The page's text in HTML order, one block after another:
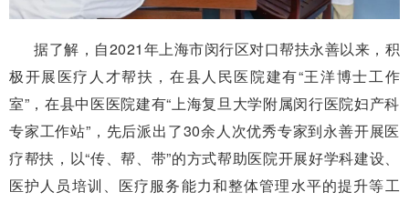
据了解，自2021年上海市闵行区对口帮扶永善以来，积
极开展医疗人才帮扶，在县人民医院建有“王洋博士工作
室”，在县中医医院建有“上海复旦大学附属闵行医院妇产科
专家工作站”，先后派出了30余人次优秀专家到永善开展医
疗帮扶，以“传、帮、带”的方式帮助医院开展好学科建设、
医护人员培训、医疗服务能力和整体管理水平的提升等工